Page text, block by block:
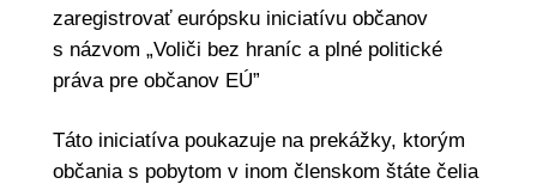
zaregistrovať európsku iniciatívu občanov
s názvom „Voliči bez hraníc a plné politické
práva pre občanov EÚ”
Táto iniciatíva poukazuje na prekážky, ktorým
občania s pobytom v inom členskom štáte čelia